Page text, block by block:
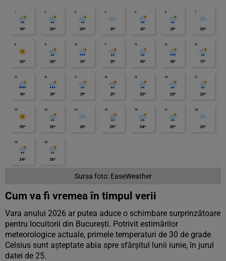
Sursa foto: EaseWeather
Cum va fi vremea în timpul verii
Vara anului 2026 ar putea aduce o schimbare surprinzătoare
pentru locuitorii din București. Potrivit estimărilor
meteorologice actuale, primele temperaturi de 30 de grade
Celsius sunt așteptate abia spre sfârșitul lunii iunie, în jurul
datei de 25.